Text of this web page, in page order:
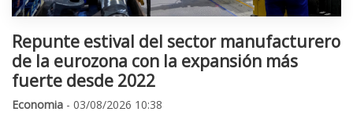
Repunte estival del sector manufacturero
de la eurozona con la expansión más
fuerte desde 2022
Economia - 03/08/2026 10:38